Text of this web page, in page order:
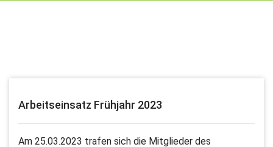
Arbeitseinsatz Frühjahr 2023
Am 25.03.2023 trafen sich die Mitglieder des